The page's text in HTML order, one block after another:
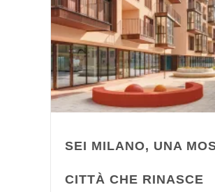
SEI MILANO, UNA
CITTÀ CHE RINASCE